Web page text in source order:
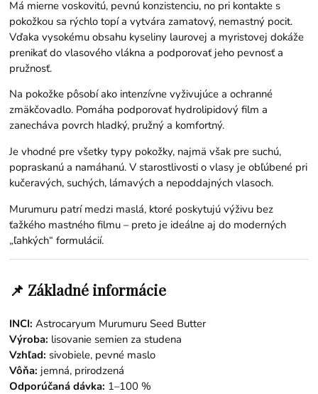
Má mierne voskovitú, pevnú konzistenciu, no pri kontakte s
pokožkou sa rýchlo topí a vytvára zamatový, nemastný pocit.
Vďaka vysokému obsahu kyseliny laurovej a myristovej dokáže
prenikať do vlasového vlákna a podporovať jeho pevnosť a
pružnosť.
Na pokožke pôsobí ako intenzívne vyživujúce a ochranné
zmäkčovadlo. Pomáha podporovať hydrolipidový film a
zanecháva povrch hladký, pružný a komfortný.
Je vhodné pre všetky typy pokožky, najmä však pre suchú,
popraskanú a namáhanú. V starostlivosti o vlasy je obľúbené pri
kučeravých, suchých, lámavých a nepoddajných vlasoch.
Murumuru patrí medzi maslá, ktoré poskytujú výživu bez
ťažkého mastného filmu – preto je ideálne aj do moderných
„ľahkých“ formulácií.
📌 Základné informácie
INCI: Astrocaryum Murumuru Seed Butter
Výroba: lisovanie semien za studena
Vzhľad: sivobiele, pevné maslo
Vôňa: jemná, prirodzená
Odporúčaná dávka: 1–100 %